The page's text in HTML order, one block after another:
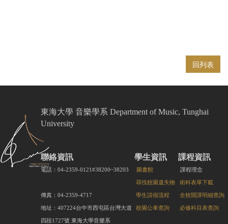
回列表
東海大學 音樂學系 Department of Music, Tunghai
University
聯絡資訊
電話：04-2359-0121#38200~38203
傳真：04-2359-4717
地址：407224台中市西屯區台灣大道
四段1727號 東海大學音樂系
學生資訊
圖書館
尋找校園遺失物
學生請假流程
校園公車查詢
課程資訊
課程理念
術科表單下載
全校開課明細查詢
必修科目表查詢